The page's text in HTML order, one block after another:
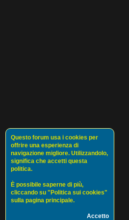
Questo forum usa i cookies per
offrire una esperienza di
navigazione migliore. Utilizzandolo,
significa che accetti questa
politica.
È possibile saperne di più,
cliccando su "Politica sui cookies"
sulla pagina principale.
Accetto